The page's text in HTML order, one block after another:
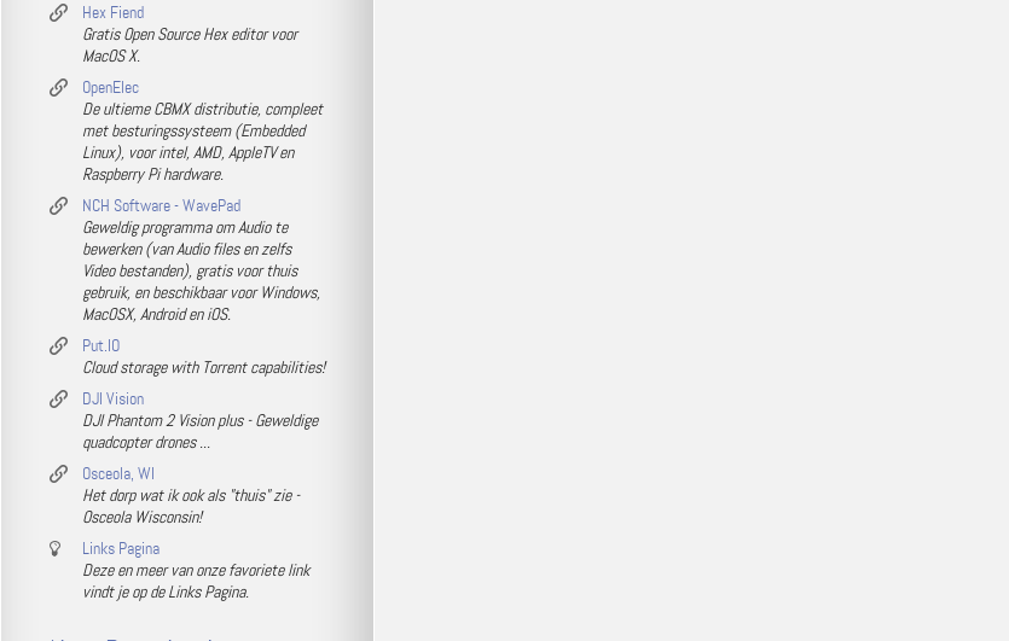
Hex Fiend
Gratis Open Source Hex editor voor
MacOS X.
OpenElec
De ultieme CBMX distributie, compleet
met besturingssysteem (Embedded
Linux), voor intel, AMD, AppleTV en
Raspberry Pi hardware.
NCH Software - WavePad
Geweldig programma om Audio te
bewerken (van Audio files en zelfs
Video bestanden), gratis voor thuis
gebruik, en beschikbaar voor Windows,
MacOSX, Android en iOS.
Put.IO
Cloud storage with Torrent capabilities!
DJI Vision
DJI Phantom 2 Vision plus - Geweldige
quadcopter drones ...
Osceola, WI
Het dorp wat ik ook als "thuis" zie -
Osceola Wisconsin!
Links Pagina
Deze en meer van onze favoriete link
vindt je op de Links Pagina.